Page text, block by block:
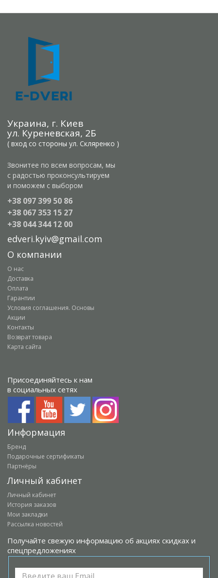
Украина, г. Киев
ул. Куреневская, 2Б
( вход со стороны ул. Скляренко )
Звонитее по всем вопросам, мы
с радостью проконсультируем
и поможем с выбором
+38 097 399 50 86
+38 067 353 15 27
+38 044 344 12 00
edveri.kyiv@gmail.com
О компании
О нас
Доставка
Оплата
Гарантии
Условия соглашения. Основы
Акции
Контакты
Возврат товара
Карта сайта
Присоединяйтесь к нам
в социальных сетях
Информация
Бренд
Подарочные сертификаты
Партнёры
Личный кабинет
Личный кабинет
История заказов
Мои закладки
Рассылка новостей
Получайте свежую информацию об акциях скидках и
спецпредложениях